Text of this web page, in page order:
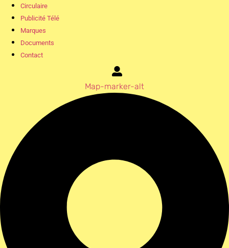
Circulaire
Publicité Télé
Marques
Documents
Contact
Map-marker-alt